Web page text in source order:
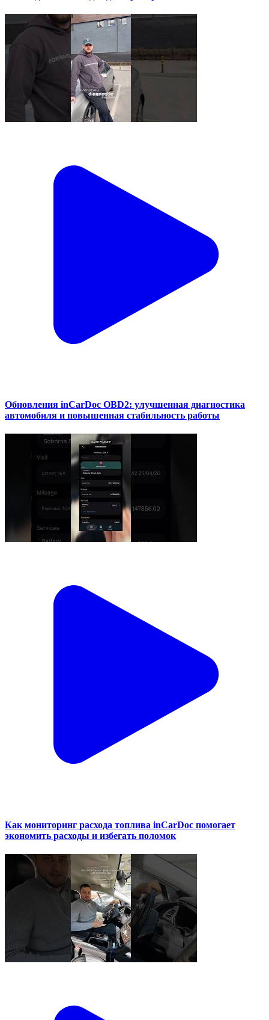
Обновления inCarDoc OBD2: улучшенная диагностика
автомобиля и повышенная стабильность работы
Как мониторинг расхода топлива inCarDoc помогает
экономить расходы и избегать поломок